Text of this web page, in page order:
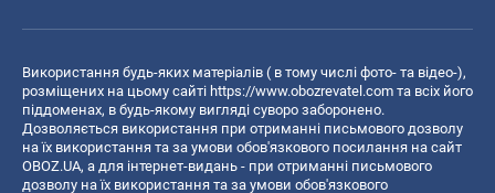
Використання будь-яких матеріалів ( в тому числі фото- та відео-),
розміщених на цьому сайті https://www.obozrevatel.com та всіх його
піддоменах, в будь-якому вигляді суворо заборонено.
Дозволяється використання при отриманні письмового дозволу
на їх використання та за умови обов'язкового посилання на сайт
OBOZ.UA, а для інтернет-видань - при отриманні письмового
дозволу на їх використання та за умови обов'язкового